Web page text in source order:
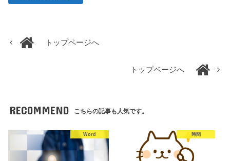
トップページへ
トップページへ
RECOMMEND こちらの記事も人気です。
Word 時間